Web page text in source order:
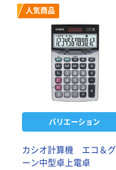
人気商品
バリエーション
カシオ計算機 エコ＆グ
ーン中型卓上電卓